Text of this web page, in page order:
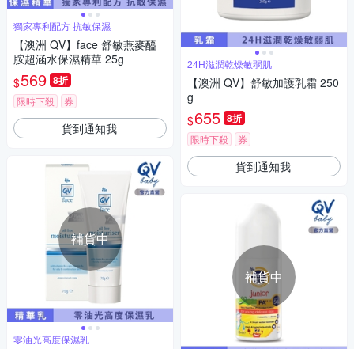
獨家專利配方 抗敏保濕
【澳洲 QV】face 舒敏燕麥醯
胺超涵水保濕精華 25g
$569 8折
限時下殺 券
貨到通知我
補貨中
零油光高度保濕乳
24H滋潤乾燥敏弱肌
【澳洲 QV】舒敏加護乳霜 250
g
$655 8折
限時下殺 券
貨到通知我
補貨中